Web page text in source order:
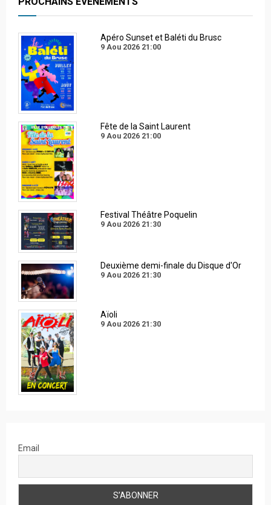
Apéro Sunset et Baléti du Brusc
9 Aou 2026 21:00
Fête de la Saint Laurent
9 Aou 2026 21:00
Festival Théâtre Poquelin
9 Aou 2026 21:30
Deuxième demi-finale du Disque d'Or
9 Aou 2026 21:30
Aïoli
9 Aou 2026 21:30
Email